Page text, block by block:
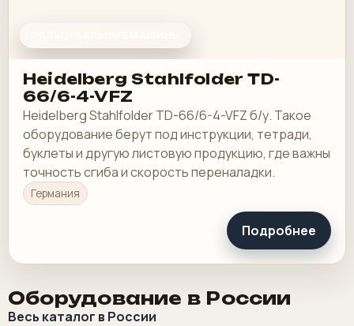
Heidelberg Stahlfolder TD-
66/6-4-VFZ
Heidelberg Stahlfolder TD-66/6-4-VFZ б/у. Такое
оборудование берут под инструкции, тетради,
буклеты и другую листовую продукцию, где важны
точность сгиба и скорость переналадки.
Германия
Подробнее
Оборудование в России
Весь каталог в России